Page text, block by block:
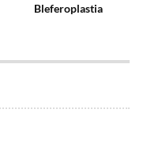
Bleferoplastia